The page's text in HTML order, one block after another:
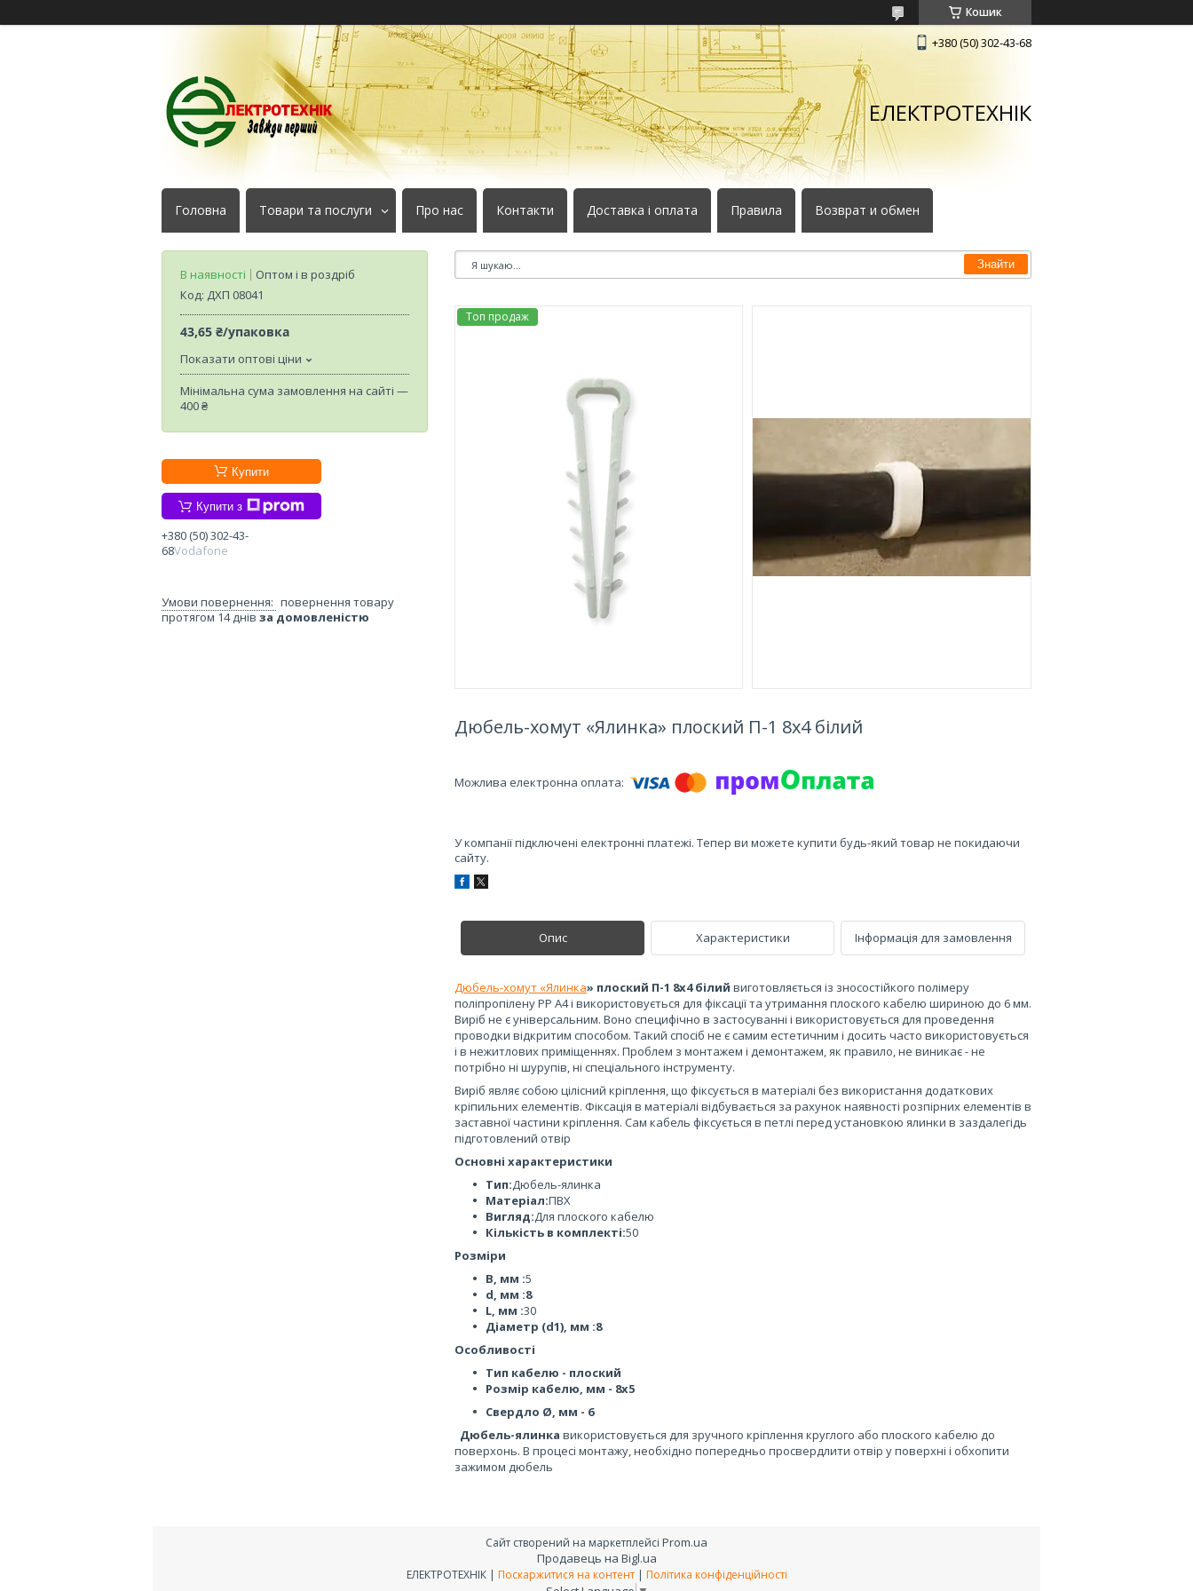
Кошик
+380 (50) 302-43-68
ЕЛЕКТРОТЕХНІК
Головна Товари та послуги Про нас Контакти Доставка і оплата Правила Возврат и обмен
Знайти
Топ продаж
Дюбель-хомут «Ялинка» плоский П-1 8x4 білий
У компанії підключені електронні платежі. Тепер ви можете купити будь-який товар не покидаючи
сайту.
Опис Характеристики Інформація для замовлення
Дюбель-хомут «Ялинка» плоский П-1 8x4 білий виготовляється із зносостійкого полімеру
поліпропілену PP A4 і використовується для фіксації та утримання плоского кабелю шириною до 6 мм.
Виріб не є універсальним. Воно специфічно в застосуванні і використовується для проведення
проводки відкритим способом. Такий спосіб не є самим естетичним і досить часто використовується
і в нежитлових приміщеннях. Проблем з монтажем і демонтажем, як правило, не виникає - не
потрібно ні шурупів, ні спеціального інструменту.
Виріб являє собою цілісний кріплення, що фіксується в матеріалі без використання додаткових
кріпильних елементів. Фіксація в матеріалі відбувається за рахунок наявності розпірних елементів в
заставної частини кріплення. Сам кабель фіксується в петлі перед установкою ялинки в заздалегідь
підготовлений отвір
Основні характеристики
Тип:Дюбель-ялинка
Матеріал:ПВХ
Вигляд:Для плоского кабелю
Кількість в комплекті:50
Розміри
B, мм :5
d, мм :8
L, мм :30
Діаметр (d1), мм :8
Особливості
Тип кабелю - плоский
Розмір кабелю, мм - 8х5
Свердло Ø, мм - 6
Дюбель-ялинка використовується для зручного кріплення круглого або плоского кабелю до
поверхонь. В процесі монтажу, необхідно попередньо просвердлити отвір у поверхні і обхопити
зажимом дюбель
В наявності
Оптом і в роздріб
Код: ДХП 08041
43,65 ₴/упаковка
Показати оптові ціни
Мінімальна сума замовлення на сайті —
400 ₴
Купити
Купити з
+380 (50) 302-43-
68Vodafone
повернення товару
протягом 14 днів за домовленістю
Сайт створений на маркетплейсі Prom.ua
Продавець на Bigl.ua
ЕЛЕКТРОТЕХНІК | Поскаржитися на контент | Політика конфіденційності